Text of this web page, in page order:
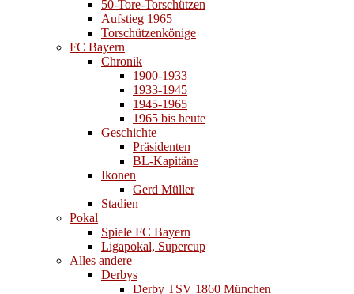
50-Tore-Torschützen
Aufstieg 1965
Torschützenkönige
FC Bayern
Chronik
1900-1933
1933-1945
1945-1965
1965 bis heute
Geschichte
Präsidenten
BL-Kapitäne
Ikonen
Gerd Müller
Stadien
Pokal
Spiele FC Bayern
Ligapokal, Supercup
Alles andere
Derbys
Derby TSV 1860 München